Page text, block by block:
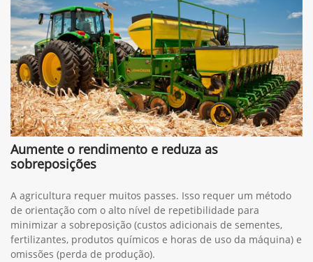
Aumente o rendimento e reduza as
sobreposições
A agricultura requer muitos passes. Isso requer um método
de orientação com o alto nível de repetibilidade para
minimizar a sobreposição (custos adicionais de sementes,
fertilizantes, produtos químicos e horas de uso da máquina) e
omissões (perda de produção).